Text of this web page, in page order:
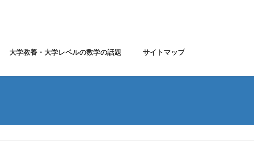
大学教養・大学レベルの数学の話題 サイトマップ